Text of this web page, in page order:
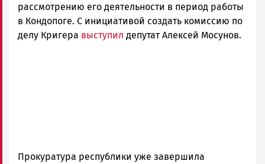
рассмотрению его деятельности в период работы
в Кондопоге. С инициативой создать комиссию по
делу Кригера выступил депутат Алексей Мосунов.
Прокуратура республики уже завершила